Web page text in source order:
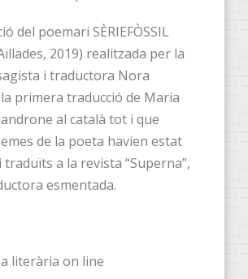
del poemari SÈRIEFÒSSIL
2019) realitzada per la
i traductora Nora
primera traducció de Maria
al català tot i que
de la poeta havien estat
a la revista “Superna”,
esmentada.
literària on line